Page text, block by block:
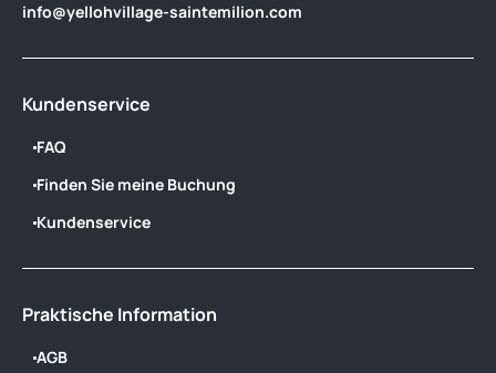
info@yellohvillage-saintemilion.com
Kundenservice
FAQ
Finden Sie meine Buchung
Kundenservice
Praktische Information
AGB